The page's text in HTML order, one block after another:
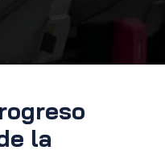
la